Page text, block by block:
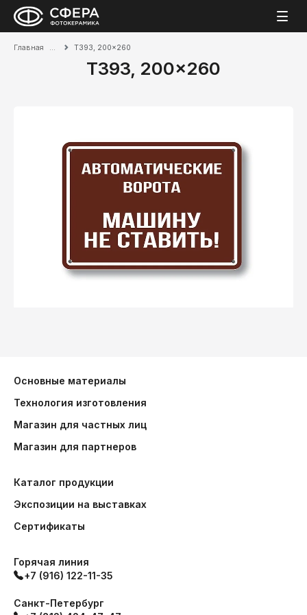
Главная T393, 200x260
T393, 200x260
Основные материалы
Технология изготовления
Магазин для частных лиц
Магазин для партнеров
Каталог продукции
Экспозиции на выставках
Сертификаты
Горячая линия
+7 (916) 122-11-35
Санкт-Петербург